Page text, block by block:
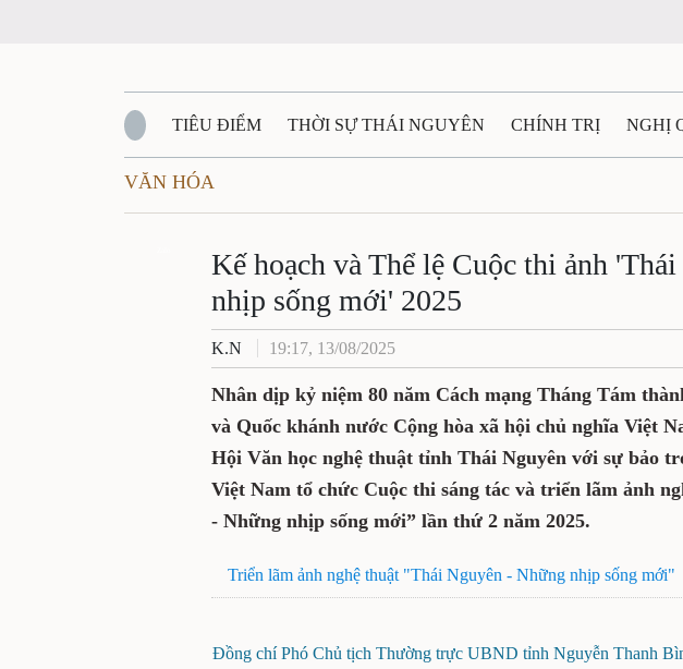
TIÊU ĐIỂM THỜI SỰ THÁI NGUYÊN CHÍNH TRỊ NGHỊ
QUỐC PHÒNG - AN NINH
QUÊ HƯƠNG - ĐẤT NƯỚC QUỐC TẾ TÀI NGUYÊN - MÔI
VĂN BẢN, CHÍNH SÁCH MỚI
VĂN HÓA
Kế hoạch và Thể lệ Cuộc thi ảnh
nhịp sống mới' 2025
K.N 19:17, 13/08/2025
Nhân dịp kỷ niệm 80 năm Cách mạng Tháng Tám
và Quốc khánh nước Cộng hòa xã hội chủ nghĩa Việt
Hội Văn học nghệ thuật tỉnh Thái Nguyên với sự bảo
Việt Nam tổ chức Cuộc thi sáng tác và triển lãm ảnh
- Những nhịp sống mới” lần thứ 2 năm 2025.
Triển lãm ảnh nghệ thuật "Thái Nguyên - Những nhịp sống mới"
Đồng chí Phó Chủ tịch Thường trực UBND tỉnh Nguyễn Thanh